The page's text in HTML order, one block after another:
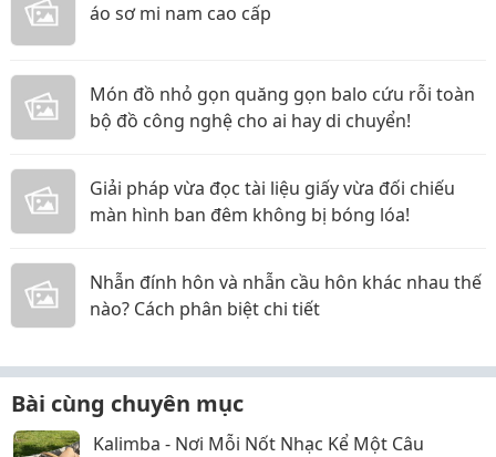
áo sơ mi nam cao cấp
Món đồ nhỏ gọn quăng gọn balo cứu rỗi toàn
bộ đồ công nghệ cho ai hay di chuyển!
Giải pháp vừa đọc tài liệu giấy vừa đối chiếu
màn hình ban đêm không bị bóng lóa!
Nhẫn đính hôn và nhẫn cầu hôn khác nhau thế
nào? Cách phân biệt chi tiết
Bài cùng chuyên mục
Kalimba - Nơi Mỗi Nốt Nhạc Kể Một Câu